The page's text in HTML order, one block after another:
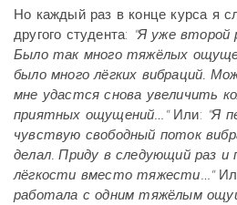
Но каждый раз в конце курса я
другого студента: "Я уже второй
Было так много тяжёлых
было много лёгких вибраций.
мне удастся снова увеличить
приятных ощущений…"Или: "Я
чувствую свободный поток
делал. Приду в следующий раз и
лёгкости вместо тяжести…"
работала с одним тяжёлым